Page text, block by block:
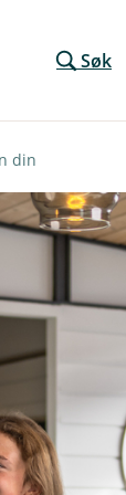
Søk
din